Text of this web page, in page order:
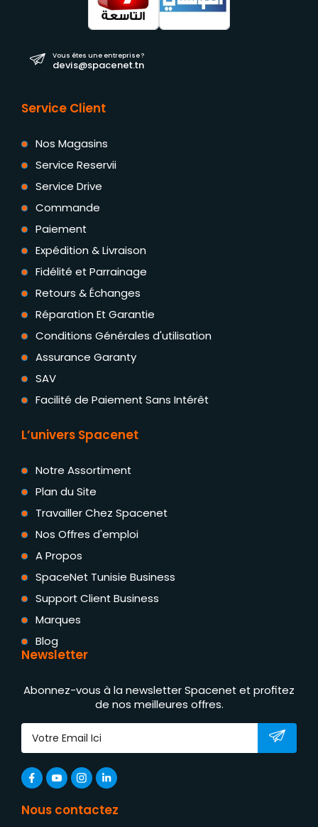
Vous êtes une entreprise ?
devis@spacenet.tn
Service Client
Nos Magasins
Service Reservii
Service Drive
Commande
Paiement
Expédition & Livraison
Fidélité et Parrainage
Retours & Échanges
Réparation Et Garantie
Conditions Générales d'utilisation
Assurance Garanty
SAV
Facilité de Paiement Sans Intérêt
L’univers Spacenet
Notre Assortiment
Plan du Site
Travailler Chez Spacenet
Nos Offres d'emploi
A Propos
SpaceNet Tunisie Business
Support Client Business
Marques
Blog
Newsletter
Abonnez-vous à la newsletter Spacenet et profitez
de nos meilleures offres.
Nous contactez